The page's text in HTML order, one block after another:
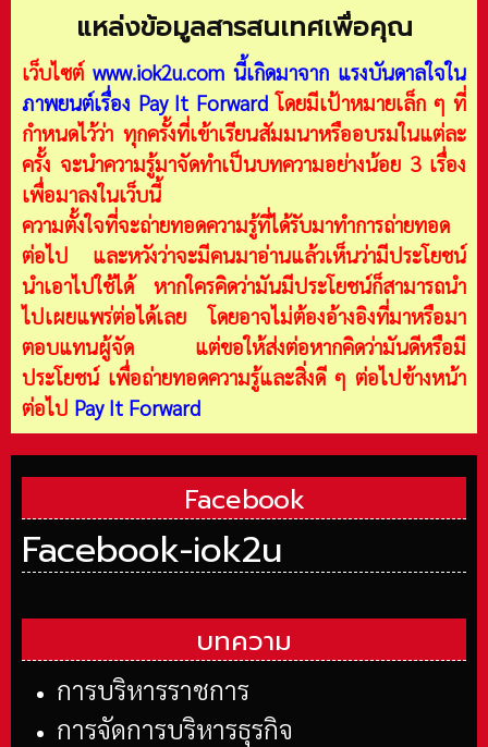
แหล่งข้อมูลสารสนเทศเพื่อคุณ
เว็บไซต์ www.iok2u.com นี้เกิดมาจาก แรงบันดาลใจใน
ภาพยนต์เรื่อง Pay It Forward โดยมีเป้าหมายเล็ก ๆ ที่
กำหนดไว้ว่า ทุกครั้งที่เข้าเรียนสัมมนาหรืออบรมในแต่ละ
ครั้ง จะนำความรู้มาจัดทำเป็นบทความอย่างน้อย 3 เรื่อง
เพื่อมาลงในเว็บนี้
ความตั้งใจที่จะถ่ายทอดความรู้ที่ได้รับมาทำการถ่ายทอด
ต่อไป และหวังว่าจะมีคนมาอ่านแล้วเห็นว่ามีประโยชน์
นำเอาไปใช้ได้ หากใครคิดว่ามันมีประโยชน์ก็สามารถนำ
ไปเผยแพร่ต่อได้เลย โดยอาจไม่ต้องอ้างอิงที่มาหรือมา
ตอบแทนผู้จัด แต่ขอให้ส่งต่อหากคิดว่ามันดีหรือมี
ประโยชน์ เพื่อถ่ายทอดความรู้และสิ่งดี ๆ ต่อไปข้างหน้า
ต่อไป Pay It Forward
Facebook
Facebook-iok2u
บทความ
การบริหารราชการ
การจัดการบริหารธุรกิจ